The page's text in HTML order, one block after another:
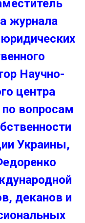
журнала
Научно-
центра
вопросам
Украины,
деканов и